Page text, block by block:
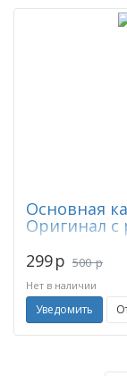
Основная
Оригинал с
299p 500 p
Нет в наличии
Уведомить